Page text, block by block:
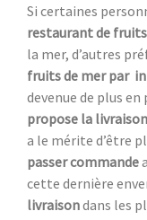
Si certaines
restaurant de
la mer, d’autres
fruits de mer par
devenue de plus
propose la livraison
a le mérite d’être
passer commande
cette dernière
livraisondans les